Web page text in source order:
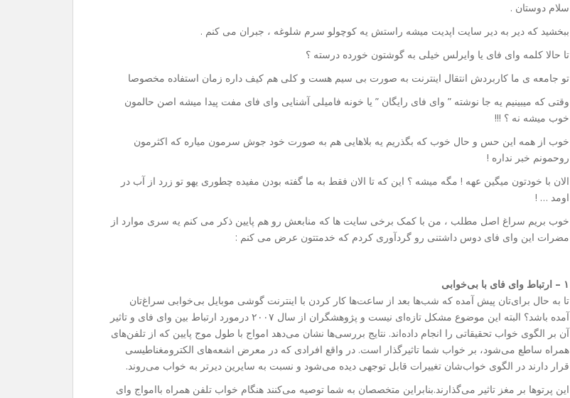
سلام دوستان .
ببخشید که دیر به دیر سایت اپدیت میشه راستش یه کوچولو سرم شلوغه ، جبران می کنم .
تا حالا کلمه وای فای یا وایرلس خیلی به گوشتون خورده درسته ؟
تو جامعه ی ما کاربردش انتقال اینترنت به صورت بی سیم هست و کلی هم کیف داره زمان استفاده مخصوصا
وقتی که میبینیم یه جا نوشته ” وای فای رایگان ” یا خونه فامیلی آشنایی وای فای مفت پیدا میشه اصن حالمون
خوب میشه نه ؟ !!!
خوب از همه این حس و حال خوب که بگذریم یه بلاهایی هم به صورت خود جوش سرمون میاره که اکثرمون
روحمونم خبر نداره !
الان با خودتون میگین عهه ! مگه میشه ؟ این که تا الان فقط به ما گفته بودن مفیده چطوری یهو تو زرد از آب در
اومد … !
خوب بریم سراغ اصل مطلب ، من با کمک برخی سایت ها که منابعش رو هم پایین ذکر می کنم یه سری موارد از
مضرات این وای فای دوس داشتنی رو گردآوری کردم که خدمتتون عرض می کنم :
۱ – ارتباط وای فای با بی‌خوابی
تا به حال برای‌تان پیش آمده که شب‌ها بعد از ساعت‌ها کار کردن با اینترنت گوشی موبایل بی‌خوابی سراغ‌تان
آمده باشد؟ البته این موضوع مشکل تازه‌ای نیست و پژوهشگران از سال ۲۰۰۷ درمورد ارتباط بین وای فای و تاثیر
آن بر الگوی خواب تحقیقاتی را انجام داده‌اند. نتایج بررسی‌ها نشان می‌دهد امواج با طول موج پایین که از تلفن‌های
همراه ساطع می‌شود، بر خواب شما تاثیرگذار است. در واقع افرادی که در معرض اشعه‌های الکترومغناطیسی
قرار دارند در الگوی خواب‌شان تغییرات قابل توجهی دیده می‌شود و نسبت به سایرین دیرتر به خواب می‌روند.
این پرتوها بر مغز تاثیر می‌گذارند.بنابراین متخصصان به شما توصیه می‌کنند هنگام خواب تلفن همراه باامواج وای